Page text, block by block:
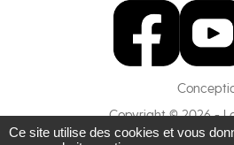
Copyright © 2026 -
Ce site utilise des cookies et vous